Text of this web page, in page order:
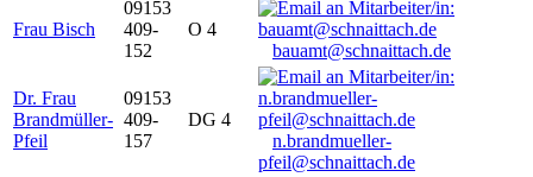
Frau Bisch
09153
409-
152
O 4
bauamt@schnaittach.de
Dr. Frau
Brandmüller-
Pfeil
09153
409-
157
DG 4
n.brandmueller-
pfeil@schnaittach.de